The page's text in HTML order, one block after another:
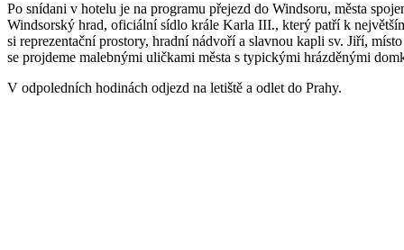
Po snídani v hotelu je na programu přejezd do Windsoru, města
Windsorský hrad, oficiální sídlo krále Karla III., který patří k
si reprezentační prostory, hradní nádvoří a slavnou kapli sv. Jiří,
se projdeme malebnými uličkami města s typickými hrázděnými
V odpoledních hodinách odjezd na letiště a odlet do Prahy.